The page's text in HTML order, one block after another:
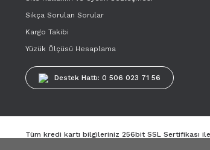
Sıkça Sorulan Sorular
Kargo Takibi
Yüzük Ölçüsü Hesaplama
Destek Hattı: 0 506 023 71 56
Tüm kredi kartı bilgileriniz 256bit SSL Sertifikası